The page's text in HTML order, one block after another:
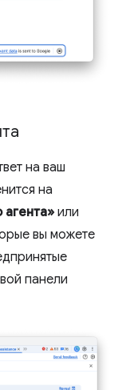
на ваш
на
или
вы можете
панели